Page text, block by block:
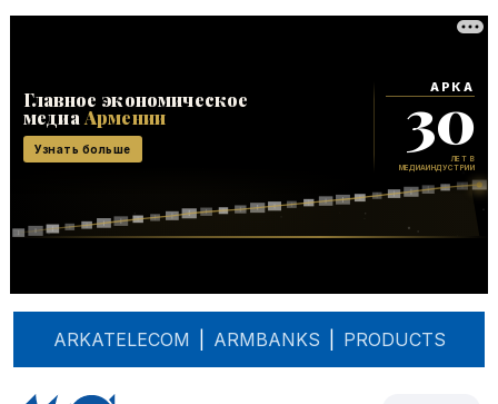
ARKATELECOM ARMBANKS PRODUCTS